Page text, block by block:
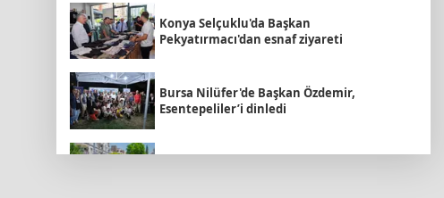
Konya Selçuklu'da Başkan
Pekyatırmacı'dan esnaf ziyareti
Bursa Nilüfer'de Başkan Özdemir,
Esentepeliler’i dinledi